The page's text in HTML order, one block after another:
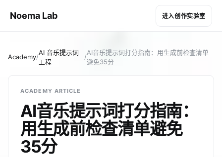
Noema Lab 进入创作实验室
Academy/
AI 音乐提示词
工程
/
AI音乐提示词打分指南：用生成前检查清单
避免35分
ACADEMY ARTICLE
AI音乐提示词打分指南：
用生成前检查清单避免
35分